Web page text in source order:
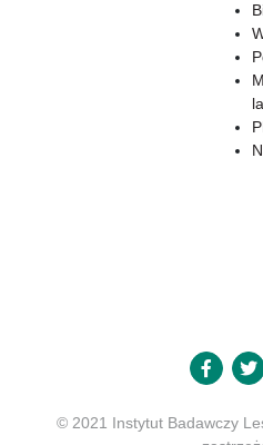
© 2021 Instytut Badawczy